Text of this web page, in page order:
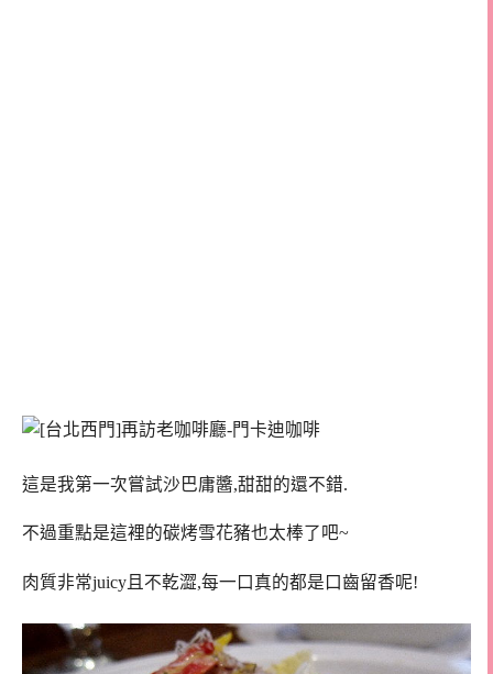
這是我第一次嘗試沙巴庸醬,甜甜的還不錯.
不過重點是這裡的碳烤雪花豬也太棒了吧~
肉質非常juicy且不乾澀,每一口真的都是口齒留香呢!